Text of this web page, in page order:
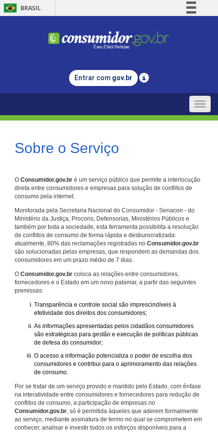
BRASIL
Comunica BR
Legislação
Entrar com gov.br
Toggle
Sobre o Serviço
O Consumidor.gov.br é um serviço público que permite a interlocução
direta entre consumidores e empresas para solução de conflitos de
consumo pela internet.
Monitorada pela Secretaria Nacional do Consumidor - Senacon - do
Ministério da Justiça, Procons, Defensorias, Ministérios Públicos e
também por toda a sociedade, esta ferramenta possibilita a resolução
de conflitos de consumo de forma rápida e desburocratizada:
atualmente, 80% das reclamações registradas no Consumidor.gov.br
são solucionadas pelas empresas, que respondem as demandas dos
consumidores em um prazo médio de 7 dias.
O Consumidor.gov.br coloca as relações entre consumidores,
fornecedores e o Estado em um novo patamar, a partir das seguintes
premissas:
Transparência e controle social são imprescindíveis à
efetividade dos direitos dos consumidores;
As informações apresentadas pelos cidadãos consumidores
são estratégicas para gestão e execução de políticas públicas
de defesa do consumidor;
O acesso a informação potencializa o poder de escolha dos
consumidores e contribui para o aprimoramento das relações
de consumo.
Por se tratar de um serviço provido e mantido pelo Estado, com ênfase
na interatividade entre consumidores e fornecedores para redução de
conflitos de consumo, a participação de empresas no
Consumidor.gov.br, só é permitida àqueles que aderem formalmente
ao serviço, mediante assinatura de termo no qual se comprometem em
conhecer, analisar e investir todos os esforços disponíveis para a